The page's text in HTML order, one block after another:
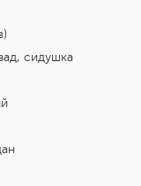
сидушка